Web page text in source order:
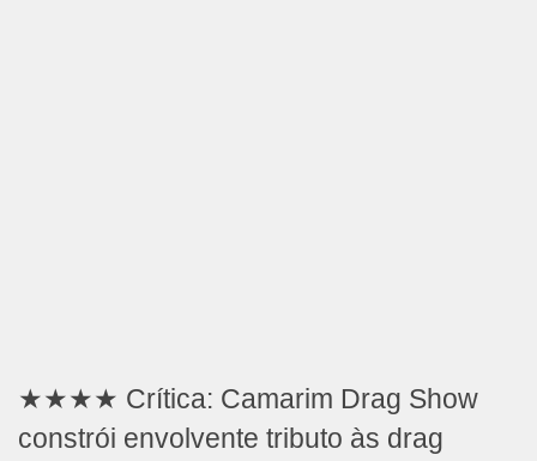
★★★★ Crítica: Camarim Drag Show
constrói envolvente tributo às drag